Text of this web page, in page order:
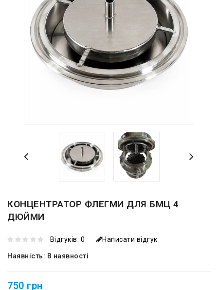
КОНЦЕНТРАТОР ФЛЕГМИ ДЛЯ БМЦ 4
ДЮЙМИ
Відгуків: 0 Написати відгук
Наявність: В наявності
750 грн